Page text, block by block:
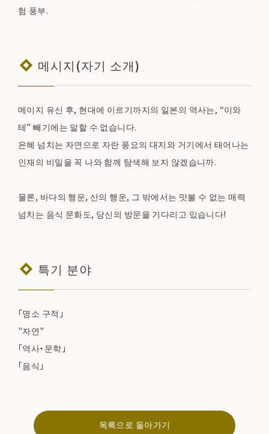
험 풍부.
메시지(자기 소개)
메이지 유신 후, 현대에 이르기까지의 일본의 역사는, “이와
테” 빼기에는 말할 수 없습니다.
은혜 넘치는 자연으로 자란 풍요의 대지와 거기에서 태어나는
인재의 비밀을 꼭 나와 함께 탐색해 보지 않겠습니까.
물론, 바다의 행운, 산의 행운, 그 밖에서는 맛볼 수 없는 매력
넘치는 음식 문화도, 당신의 방문을 기다리고 있습니다!
특기 분야
「명소 구적」
"자연"
「역사・문학」
「음식」
목록으로 돌아가기